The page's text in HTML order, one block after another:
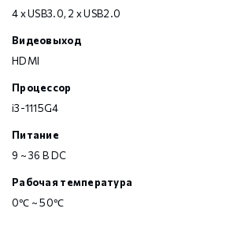
4 x USB3.0, 2 x USB2.0
Видеовыход
HDMI
Процессор
i3-1115G4
Питание
9 ~ 36 В DC
Рабочая температура
0℃ ~ 50℃